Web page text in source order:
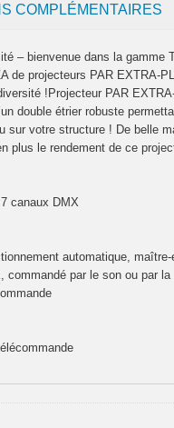
à
à
à
ET
COMPLÉMENTAIRES
– bienvenue dans la gamme
de projecteurs PAR EXTRA-
!Projecteur PAR
double étrier robuste
sur votre structure ! De belle
plus le rendement de ce
canaux DMX
automatique, maître-
commandé par le son ou par la